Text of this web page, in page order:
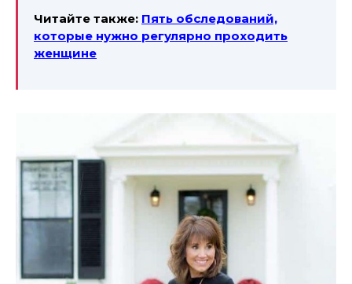
Читайте также: Пять обследований,
которые нужно регулярно проходить
женщине